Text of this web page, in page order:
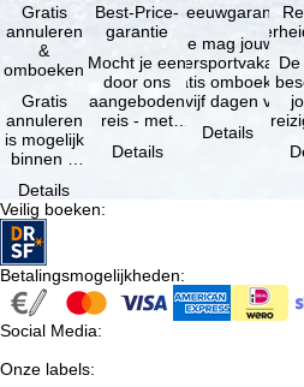
Gratis
annuleren
&
omboeken
Gratis
annuleren
is mogelijk
binnen 5
de
boeking,
als jouw
vakantie …
Details
Best-Price-
garantie
Mocht je een
door ons
aangeboden
reis - met
beschikbaarheid
Details
Sneeuwgarantie
Je mag jouw
wintersportvakantie
gratis omboeken
als vijf dagen voor
Details
De
Veilig boeken:
Betalingsmogelijkheden:
Social Media:
Onze labels: